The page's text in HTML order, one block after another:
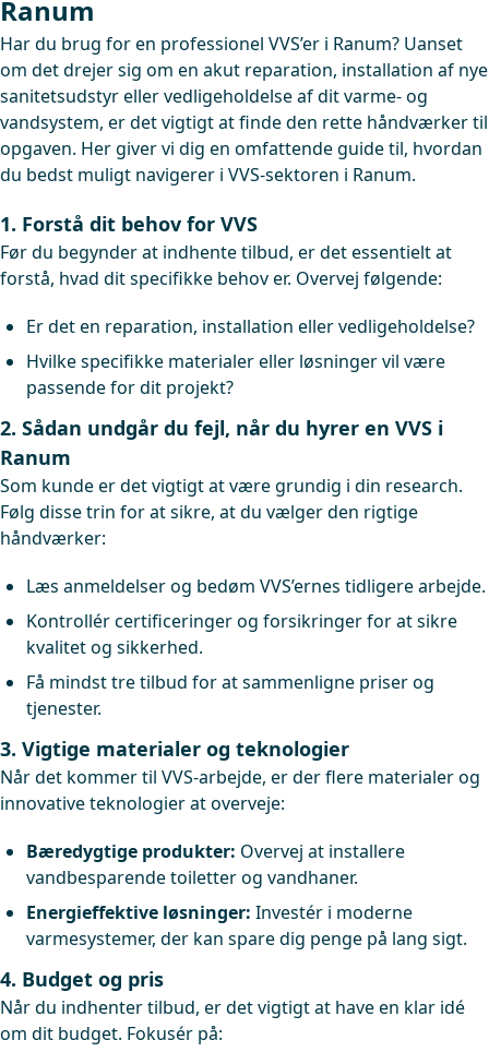
Ranum
Har du brug for en professionel VVS’er i Ranum? Uanset
om det drejer sig om en akut reparation, installation af nye
sanitetsudstyr eller vedligeholdelse af dit varme- og
vandsystem, er det vigtigt at finde den rette håndværker til
opgaven. Her giver vi dig en omfattende guide til, hvordan
du bedst muligt navigerer i VVS-sektoren i Ranum.
1. Forstå dit behov for VVS
Før du begynder at indhente tilbud, er det essentielt at
forstå, hvad dit specifikke behov er. Overvej følgende:
Er det en reparation, installation eller vedligeholdelse?
Hvilke specifikke materialer eller løsninger vil være
passende for dit projekt?
2. Sådan undgår du fejl, når du hyrer en VVS i
Ranum
Som kunde er det vigtigt at være grundig i din research.
Følg disse trin for at sikre, at du vælger den rigtige
håndværker:
Læs anmeldelser og bedøm VVS’ernes tidligere arbejde.
Kontrollér certificeringer og forsikringer for at sikre
kvalitet og sikkerhed.
Få mindst tre tilbud for at sammenligne priser og
tjenester.
3. Vigtige materialer og teknologier
Når det kommer til VVS-arbejde, er der flere materialer og
innovative teknologier at overveje:
Bæredygtige produkter: Overvej at installere
vandbesparende toiletter og vandhaner.
Energieffektive løsninger: Investér i moderne
varmesystemer, der kan spare dig penge på lang sigt.
4. Budget og pris
Når du indhenter tilbud, er det vigtigt at have en klar idé
om dit budget. Fokusér på: